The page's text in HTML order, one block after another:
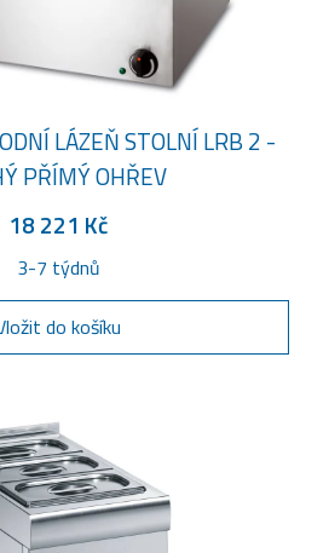
LÁZEŇ STOLNÍ LRB 2 -
PŘÍMÝ OHŘEV
18 221 Kč
3-7 týdnů
do košíku